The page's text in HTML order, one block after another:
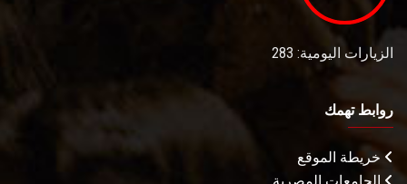
الزيارات اليومية: 283
روابط تهمك
خريطة الموقع
الجامعات المصرية